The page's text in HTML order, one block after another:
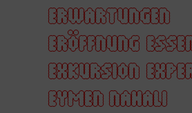
ERWARTUNGEN
ERÖFFNUNG
EXKURSION
EYMEN NAHALI